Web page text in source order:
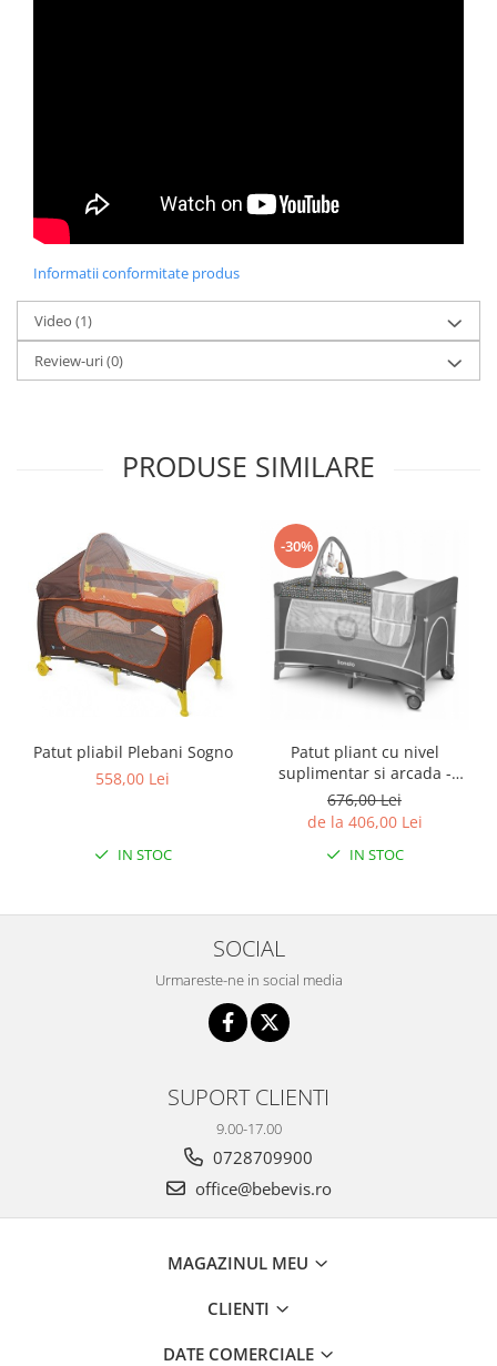
Informatii conformitate produs
Video (1)
Review-uri(0)
PRODUSE SIMILARE
Patut pliabil Plebani Sogno
558,00 Lei
IN STOC
-30%
Patut pliant cu nivel
suplimentar si arcada -
Lionelo
676,00 Lei
de la 406,00 Lei
IN STOC
SOCIAL
Urmareste-ne in social media
SUPORT CLIENTI
9.00-17.00
0728709900
office@bebevis.ro
MAGAZINUL MEU
CLIENTI
DATE COMERCIALE